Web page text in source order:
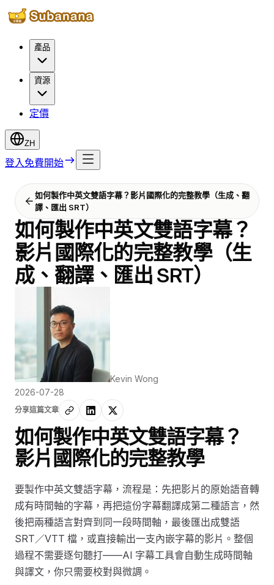
產品
資源
定價
ZH
登入 免費開始
如何製作中英文雙語字幕？影片國際化的完整教學（生成、翻
譯、匯出 SRT）
如何製作中英文雙語字幕？
影片國際化的完整教學（生
成、翻譯、匯出 SRT）
Kevin Wong
2026-07-28
分享這篇文章
如何製作中英文雙語字幕？
影片國際化的完整教學
要製作中英文雙語字幕，流程是：先把影片的原始語音轉
成有時間軸的字幕，再把這份字幕翻譯成第二種語言，然
後把兩種語言對齊到同一段時間軸，最後匯出成雙語
SRT／VTT 檔，或直接輸出一支內嵌字幕的影片。整個
過程不需要逐句聽打——AI 字幕工具會自動生成時間軸
與譯文，你只需要校對與微調。